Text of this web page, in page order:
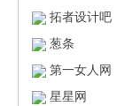
拓者设计吧
葱条
第一女人网
星星网